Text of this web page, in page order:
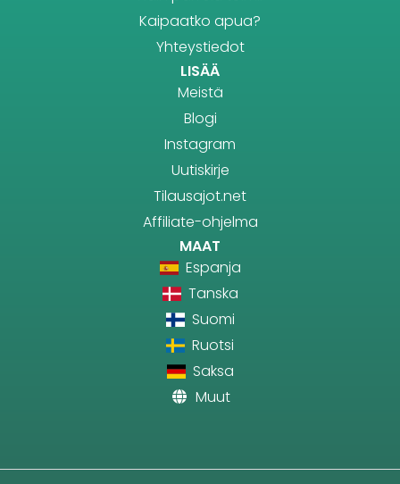
Kaipaatko apua?
Yhteystiedot
LISÄÄ
Meistä
Blogi
Instagram
Uutiskirje
Tilausajot.net
Affiliate-ohjelma
MAAT
Espanja
Tanska
Suomi
Ruotsi
Saksa
Muut